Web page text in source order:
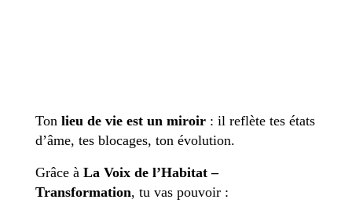
Ton lieu de vie est un miroir: il reflète tes états
d’âme, tes blocages, ton évolution.
Grâce à La Voix de l’Habitat –
Transformation, tu vas pouvoir :